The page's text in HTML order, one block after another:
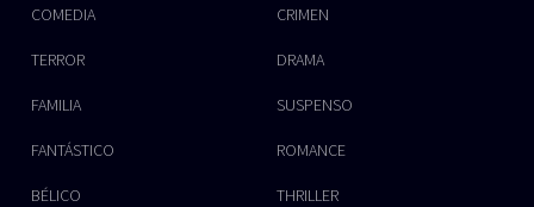
COMEDIA CRIMEN
TERROR DRAMA
FAMILIA SUSPENSO
FANTÁSTICO ROMANCE
BÉLICO THRILLER